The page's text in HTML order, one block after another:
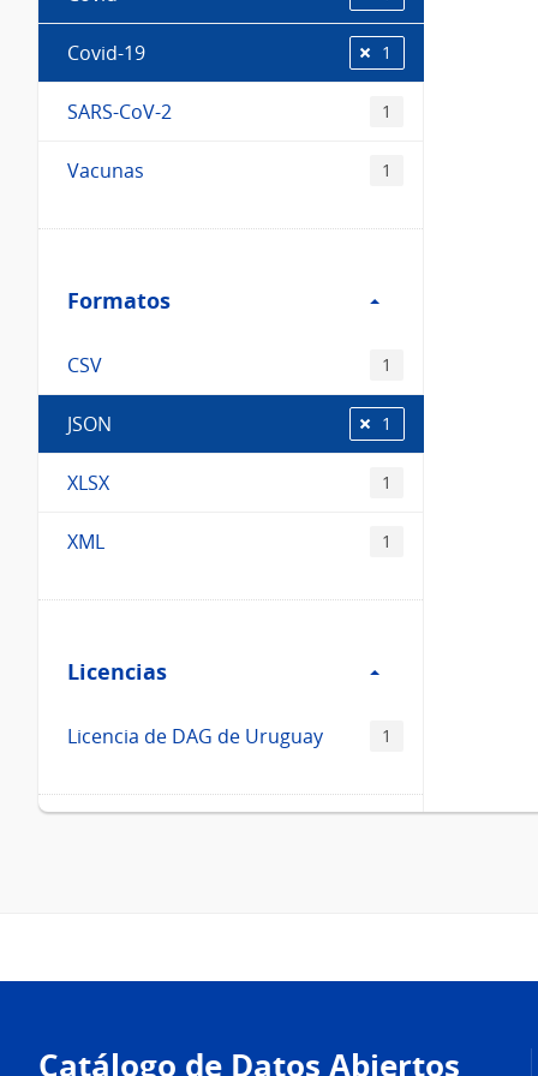
Covid-19 1
SARS-CoV-2 1
Vacunas 1
Formatos
Formatos
CSV 1
JSON 1
XLSX 1
XML 1
Licencias
Licencias
Licencia de DAG de Uruguay 1
Catálogo de Datos Abiertos